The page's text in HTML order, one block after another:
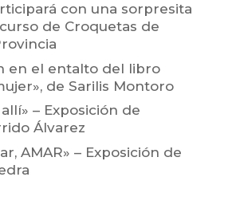
con una sorpresita
de Croquetas de
en el entalto del libro
de Sarilis Montoro
– Exposición de
Álvarez
AMAR» – Exposición de